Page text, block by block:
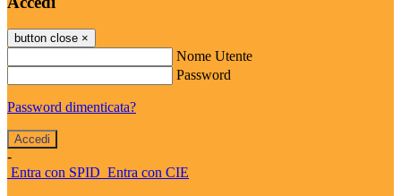
button close ×
Nome Utente
Password
Password dimenticata?
-
Entra con SPID Entra con CIE